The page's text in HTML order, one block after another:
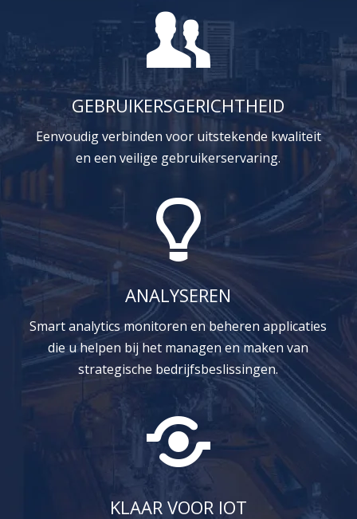
GEBRUIKERSGERICHTHEID
Eenvoudig verbinden voor uitstekende kwaliteit
en een veilige gebruikerservaring.
ANALYSEREN
Smart analytics monitoren en beheren applicaties
die u helpen bij het managen en maken van
strategische bedrijfsbeslissingen.
KLAAR VOOR IOT